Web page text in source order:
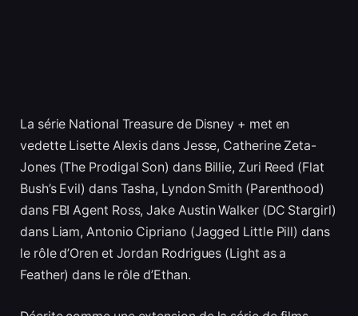
La série National Treasure de Disney + met en
vedette Lisette Alexis dans Jesse, Catherine Zeta-
Jones (The Prodigal Son) dans Billie, Zuri Reed (Flat
Bush’s Evil) dans Tasha, Lyndon Smith (Parenthood)
dans FBI Agent Ross, Jake Austin Walker (DC Stargirl)
dans Liam, Antonio Cipriano (Jagged Little Pill) dans
le rôle d’Oren et Jordan Rodrigues (Light as a
Feather) dans le rôle d’Ethan.